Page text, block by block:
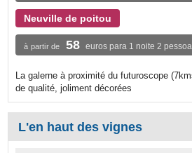
Neuville de poitou
à partir de 58 euros para 1 noite 2
La galerne à proximité du futuroscope
de qualité, joliment décorées
L'en haut des vignes